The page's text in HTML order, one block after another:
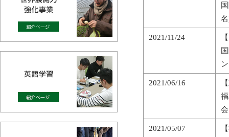
2021/11/24
2021/06/16
2021/05/07